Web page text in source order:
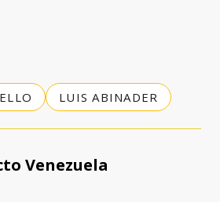
LUIS ABINADER
Venezuela